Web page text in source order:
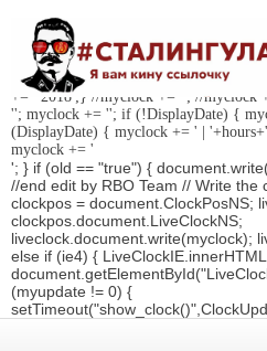
'; } if (old == "true") {
//Date-Time if (StyleDate) { myclock
'; if (DisplayDate) { myclock += ' '; //
+= DaysOfWeek[day]+',
+= ' 2018';} //myclock += '
'; //myclock
''; myclock += ''; if (!DisplayDate) {
(DisplayDate) { myclock += ' |
myclock += '
'; } if (old == "true") {
//end edit by RBO Team // Write the
clockpos = document.ClockPosNS;
clockpos.document.LiveClockNS;
liveclock.document.write(myclock);
else if (ie4) {
(myupdate != 0) {